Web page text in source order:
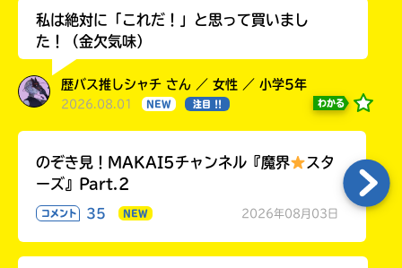
私は絶対に「これだ！」と思って買いまし
た！（金欠気味）
歴バス推しシャチ さん ／ 女性 ／ 小学5年
2026.08.01 NEW 注目 !! わかる
のぞき見！MAKAI5チャンネル『魔界
スタ
ーズ』Part.2
コメント 35 NEW 2026年08月03日